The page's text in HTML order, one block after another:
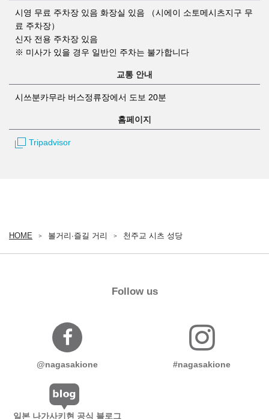
시영 무료 주차장 있음 화장실 있음 （시에이 소토메시츠지구 무
료 주차장）
신자 전용 주차장 있음
※ 미사가 있을 경우 일반인 주차는 불가합니다
교통 안내
시쓰분카무라 버스정류장에서 도보 20분
홈페이지
Tripadvisor
HOME 볼거리∙즐길 거리 천주교 시츠 성당
Follow us
@nagasakione #nagasakione
일본 나가사키현 공식 블로그